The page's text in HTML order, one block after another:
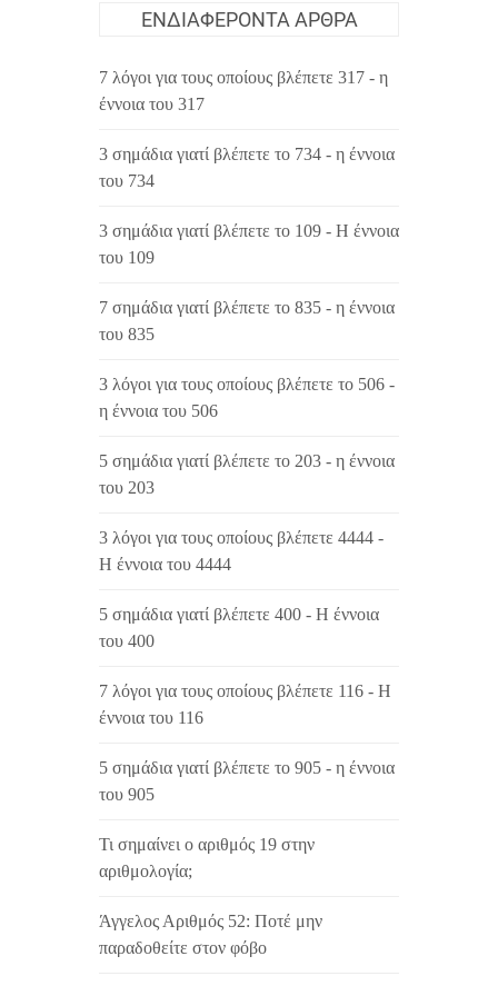
ΕΝΔΙΑΦΈΡΟΝΤΑ ΆΡΘΡΑ
7 λόγοι για τους οποίους βλέπετε 317 - η
έννοια του 317
3 σημάδια γιατί βλέπετε το 734 - η έννοια
του 734
3 σημάδια γιατί βλέπετε το 109 - Η έννοια
του 109
7 σημάδια γιατί βλέπετε το 835 - η έννοια
του 835
3 λόγοι για τους οποίους βλέπετε το 506 -
η έννοια του 506
5 σημάδια γιατί βλέπετε το 203 - η έννοια
του 203
3 λόγοι για τους οποίους βλέπετε 4444 -
Η έννοια του 4444
5 σημάδια γιατί βλέπετε 400 - Η έννοια
του 400
7 λόγοι για τους οποίους βλέπετε 116 - Η
έννοια του 116
5 σημάδια γιατί βλέπετε το 905 - η έννοια
του 905
Τι σημαίνει ο αριθμός 19 στην
αριθμολογία;
Άγγελος Αριθμός 52: Ποτέ μην
παραδοθείτε στον φόβο